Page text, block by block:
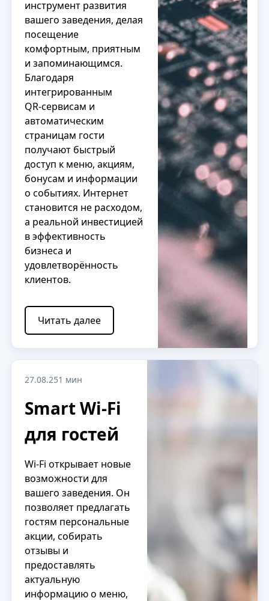
инструмент развития
вашего заведения, делая
посещение
комфортным, приятным
и запоминающимся.
Благодаря
интегрированным
QR‑сервисам и
автоматическим
страницам гости
получают быстрый
доступ к меню, акциям,
бонусам и информации
о событиях. Интернет
становится не расходом,
а реальной инвестицией
в эффективность
бизнеса и
удовлетворённость
клиентов.
Читать далее
27.08.251 мин
Smart Wi‑Fi
для гостей
Wi‑Fi открывает новые
возможности для
вашего заведения. Он
позволяет предлагать
гостям персональные
акции, собирать
отзывы и
предоставлять
актуальную
информацию о меню,